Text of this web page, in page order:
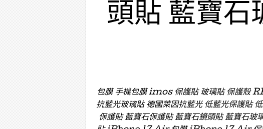
頭貼 藍寶石
包膜 手機包膜 imos 保護貼 玻璃貼 保護殼
抗藍光玻璃貼 德國萊因抗藍光 低藍光保護貼
保護貼 藍寶石保護貼 藍寶石鏡頭貼 藍寶